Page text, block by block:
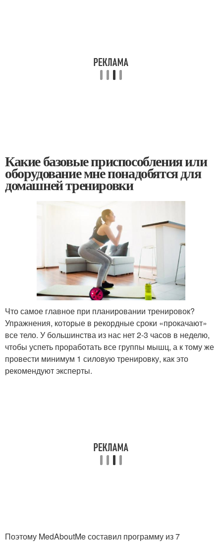
Какие базовые приспособления или
оборудование мне понадобятся для
домашней тренировки
Что самое главное при планировании тренировок?
Упражнения, которые в рекордные сроки «прокачают»
все тело. У большинства из нас нет 2-3 часов в неделю,
чтобы успеть проработать все группы мышц, а к тому же
провести минимум 1 силовую тренировку, как это
рекомендуют эксперты.
Поэтому MedAboutMe составил программу из 7